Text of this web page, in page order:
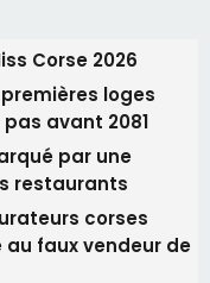
Corse 2026
loges
avant 2081
par une
restaurants
corses
faux vendeur de